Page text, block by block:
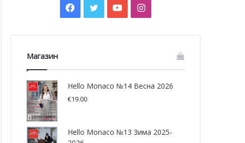
Facebook
TwitterYouTubeInstagram
Магазин
Hello Monaco №14 Весна 2026
€19.00
Hello Monaco №13 Зима 2025-